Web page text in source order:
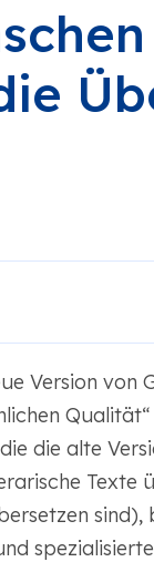
Version von
die alte
Texte
sind),